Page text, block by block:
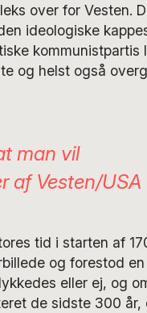
over for Vesten.
ideologiske
kommunistpartis
og helst også
man vil
af Vesten/USA
tid i starten af
og forestod
eller ej, og
de sidste 300 år,